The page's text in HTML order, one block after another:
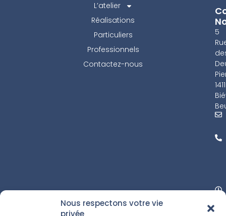
Nous respectons votre vie
privée
L’atelier
Réalisations
Particuliers
Professionnels
Contactez-nous
5